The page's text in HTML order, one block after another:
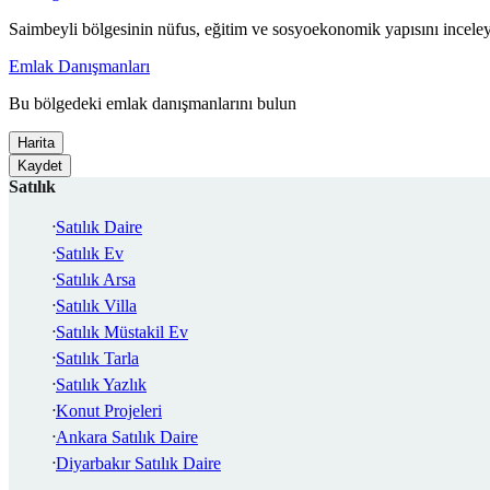
Saimbeyli bölgesinin nüfus, eğitim ve sosyoekonomik yapısını
Emlak Danışmanları
Bu bölgedeki emlak danışmanlarını bulun
Harita
Kaydet
Satılık
Satılık Daire
Satılık Ev
Satılık Arsa
Satılık Villa
Satılık Müstakil Ev
Satılık Tarla
Satılık Yazlık
Konut Projeleri
Ankara Satılık Daire
Diyarbakır Satılık Daire